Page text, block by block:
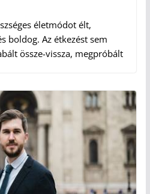
életmódot élt,
boldog. Az étkezést sem
össze-vissza, megpróbált